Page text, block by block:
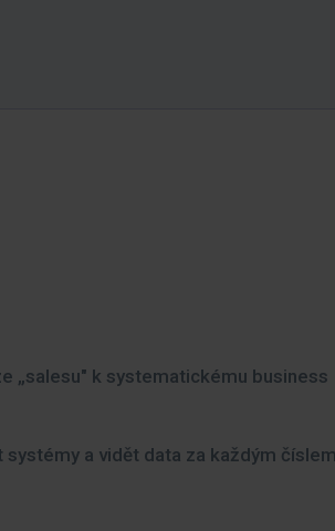
„salesu" k systematickému business
a vidět data za každým číslem